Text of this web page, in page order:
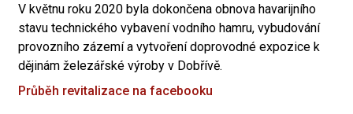
V květnu roku 2020 byla dokončena obnova havarijního
stavu technického vybavení vodního hamru, vybudování
provozního zázemí a vytvoření doprovodné expozice k
dějinám železářské výroby v Dobřívě.
Průběh revitalizace na facebooku